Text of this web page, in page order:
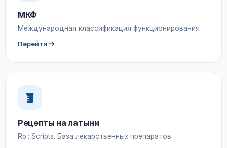
МКФ
Международная классификация функционирования
Перейти
Рецепты на латыни
Rp.: Scripts. База лекарственных препаратов